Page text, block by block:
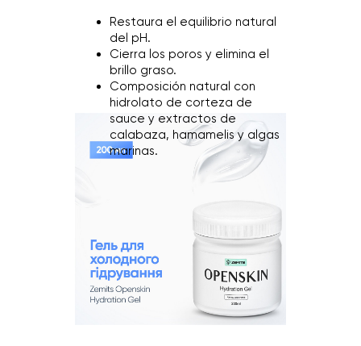
Restaura el equilibrio natural
del pH.
Cierra los poros y elimina el
brillo graso.
Composición natural con
hidrolato de corteza de
sauce y extractos de
calabaza, hamamelis y algas
marinas.